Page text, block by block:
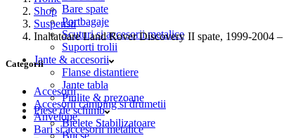
Bare spate
Portbagaje
Scuturi si accesorii metalice
Suporti trolii
Jante & accesorii
Flanse distantiere
Jante tabla
Piulite & prezoane
Piese de schimb
Bielete Stabilizatoare
Bucse
Shop
Suspensii
Inaltatoare Land Rover Discovery II spate, 1999-2004
Categorii
Accesorii
Accesorii camping si drumetii
Anvelope
Bari si accesorii metalice